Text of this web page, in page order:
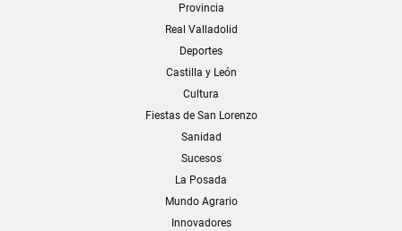
Provincia
Real Valladolid
Deportes
Castilla y León
Cultura
Fiestas de San Lorenzo
Sanidad
Sucesos
La Posada
Mundo Agrario
Innovadores